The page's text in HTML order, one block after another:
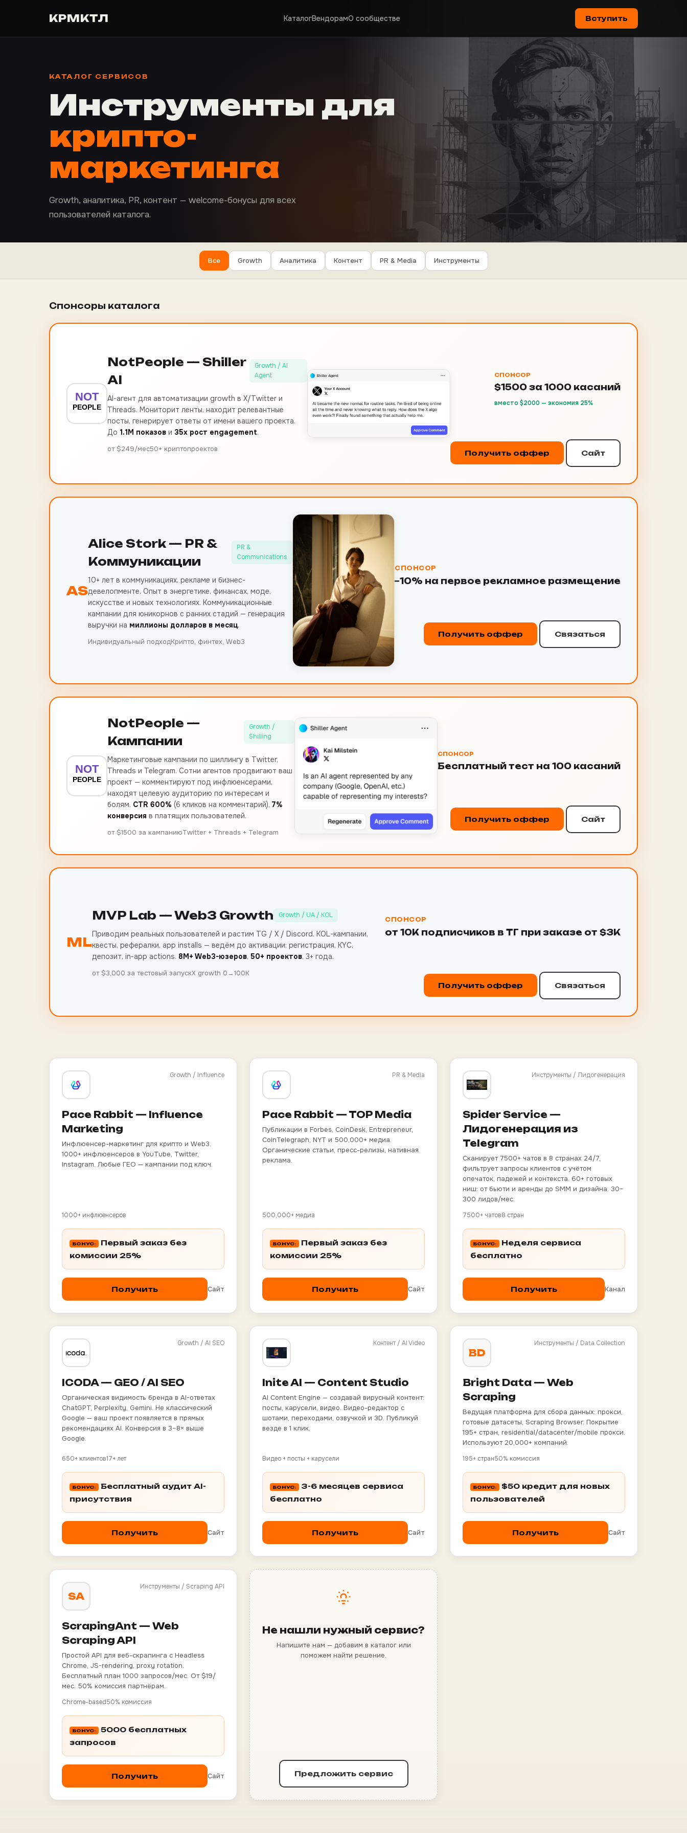
КРМКТЛ КаталогВендорамО сообществе Вступить
КАТАЛОГ СЕРВИСОВ
Инструменты для
крипто-
маркетинга
Growth, аналитика, PR, контент — welcome-бонусы для всех
пользователей каталога.
Все Growth Аналитика Контент PR & Media Инструменты
Спонсоры каталога
NotPeople — Shiller
AI
Growth / AI
Agent
AI-агент для автоматизации growth в X/Twitter и
Threads. Мониторит ленты, находит релевантные
посты, генерирует ответы от имени вашего проекта.
До 1.1M показов и 35x рост engagement.
от $249/мес50+ криптопроектов
СПОНСОР
$1500 за 1000 касаний
вместо $2000 — экономия 25%
Получить оффер Сайт
AS
Alice Stork — PR &
Коммуникации
PR &
Communications
10+ лет в коммуникациях, рекламе и бизнес-
девелопменте. Опыт в энергетике, финансах, моде,
искусстве и новых технологиях. Коммуникационные
кампании для юникорнов с ранних стадий — генерация
выручки на миллионы долларов в месяц.
Индивидуальный подходКрипто, финтех, Web3
СПОНСОР
−10% на первое рекламное размещение
Получить оффер Связаться
NotPeople —
Кампании
Growth /
Shilling
Маркетинговые кампании по шиллингу в Twitter,
Threads и Telegram. Сотни агентов продвигают ваш
проект — комментируют под инфлюенсерами,
находят целевую аудиторию по интересам и
болям. CTR 600% (6 кликов на комментарий), 7%
конверсия в платящих пользователей.
от $1500 за кампаниюTwitter + Threads + Telegram
СПОНСОР
Бесплатный тест на 100 касаний
Получить оффер Сайт
ML
MVP Lab — Web3 Growth Growth / UA / KOL
Приводим реальных пользователей и растим TG / X / Discord. KOL-кампании,
квесты, рефералки, app installs — ведём до активации: регистрация, KYC,
депозит, in-app actions. 8M+ Web3-юзеров, 50+ проектов, 3+ года.
от $3,000 за тестовый запускX growth 0→100K
СПОНСОР
от 10К подписчиков в ТГ при заказе от $3K
Получить оффер Связаться
Growth / Influence
Pace Rabbit — Influence
Marketing
Инфлюенсер-маркетинг для крипто и Web3.
1000+ инфлюенсеров в YouTube, Twitter,
Instagram. Любые ГЕО — кампании под ключ.
1000+ инфлюенсеров
БОНУС:
Первый заказ без
комиссии 25%
Получить Сайт
PR & Media
Pace Rabbit — TOP Media
Публикации в Forbes, CoinDesk, Entrepreneur,
CoinTelegraph, NYT и 500,000+ медиа.
Органические статьи, пресс-релизы, нативная
реклама.
500,000+ медиа
БОНУС:
Первый заказ без
комиссии 25%
Получить Сайт
Инструменты / Лидогенерация
Spider Service —
Лидогенерация из
Telegram
Сканирует 7500+ чатов в 8 странах 24/7,
фильтрует запросы клиентов с учётом
опечаток, падежей и контекста. 60+ готовых
ниш: от бьюти и аренды до SMM и дизайна. 30–
300 лидов/мес.
7500+ чатов8 стран
БОНУС:
Неделя сервиса
бесплатно
Получить Канал
Growth / AI SEO
ICODA — GEO / AI SEO
Органическая видимость бренда в AI-ответах
ChatGPT, Perplexity, Gemini. Не классический
Google — ваш проект появляется в прямых
рекомендациях AI. Конверсия в 3–8× выше
Google.
650+ клиентов17+ лет
БОНУС:
Бесплатный аудит AI-
присутствия
Получить Сайт
Контент / AI Video
Inite AI — Content Studio
AI Content Engine — создавай вирусный контент:
посты, карусели, видео. Видео-редактор с
шотами, переходами, озвучкой и 3D. Публикуй
везде в 1 клик.
Видео + посты + карусели
БОНУС:
3-6 месяцев сервиса
бесплатно
Получить Сайт
BD
Инструменты / Data Collection
Bright Data — Web
Scraping
Ведущая платформа для сбора данных: прокси,
готовые датасеты, Scraping Browser. Покрытие
195+ стран, residential/datacenter/mobile прокси.
Используют 20,000+ компаний.
195+ стран50% комиссия
БОНУС:
$50 кредит для новых
пользователей
Получить Сайт
SA
Инструменты / Scraping API
ScrapingAnt — Web
Scraping API
Простой API для веб-скрапинга с Headless
Chrome, JS-rendering, proxy rotation.
Бесплатный план 1000 запросов/мес. От $19/
мес. 50% комиссия партнёрам.
Chrome-based50% комиссия
БОНУС:
5000 бесплатных
запросов
Получить Сайт
Не нашли нужный сервис?
Напишите нам — добавим в каталог или
поможем найти решение.
Предложить сервис